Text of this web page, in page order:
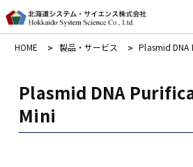
HOME 製品・サービス Plasmid
Plasmid DNA
Mini